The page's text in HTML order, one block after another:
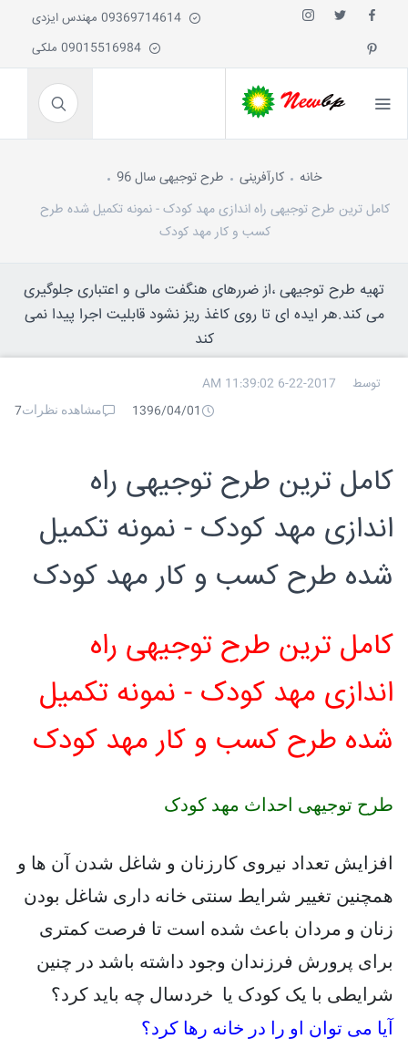
خانه کارآفرینی
طرح توجیهی سال 96
کامل ترین طرح توجیهی راه اندازی مهد کودک - نمونه تکمیل شده طرح
کسب و کار مهد کودک
تهیه طرح توجیهی ،از ضررهای هنگفت مالی و اعتباری جلوگیری
می کند.هر ایده ای تا روی کاغذ ریز نشود قابلیت اجرا پیدا نمی
کند
توسط
6-22-2017 11:39:02 AM
1396/04/01
مشاهده نظرات7
کامل ترین طرح توجیهی راه
اندازی مهد کودک - نمونه تکمیل
شده طرح کسب و کار مهد کودک
کامل ترین طرح توجیهی راه
اندازی مهد کودک - نمونه تکمیل
شده طرح کسب و کار مهد کودک
طرح توجیهی احداث مهد کودک
افزایش تعداد نیروی کارزنان و شاغل شدن آن ها و
همچنین تغییر شرایط سنتی خانه داری شاغل بودن
زنان و مردان باعث شده است تا فرصت کمتری
برای پرورش فرزندان وجود داشته باشد در چنین
شرایطی با یک کودک یا خردسال چه باید کرد؟
آیا می توان او را در خانه رها کرد؟